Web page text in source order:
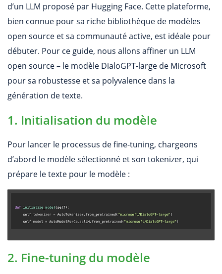
d’un LLM proposé par Hugging Face. Cette plateforme,
bien connue pour sa riche bibliothèque de modèles
open source et sa communauté active, est idéale pour
débuter. Pour ce guide, nous allons affiner un LLM
open source – le modèle DialoGPT-large de Microsoft
pour sa robustesse et sa polyvalence dans la
génération de texte.
1. Initialisation du modèle
Pour lancer le processus de fine-tuning, chargeons
d’abord le modèle sélectionné et son tokenizer, qui
prépare le texte pour le modèle :
2. Fine-tuning du modèle